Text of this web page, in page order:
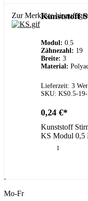
Zur MerklisteKunststoff
Modul: 0.5
Zähnezahl: 19
Breite: 3
Material:
Lieferzeit: 3
SKU: KS0.5-
0,24 €
Kunststoff
KS Modul 0,5
Kundenservice
Mo-Fr